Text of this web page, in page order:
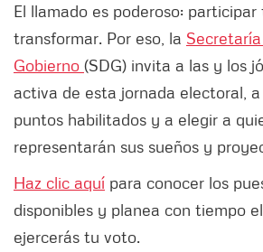
El llamado es poderoso:
transformar. Por eso, la
Gobierno (SDG) invita a las y los
activa de esta jornada electoral,
puntos habilitados y a elegir a
representarán sus sueños y
Haz clic aquí para conocer los
disponibles y planea con tiempo
ejercerás tu voto.